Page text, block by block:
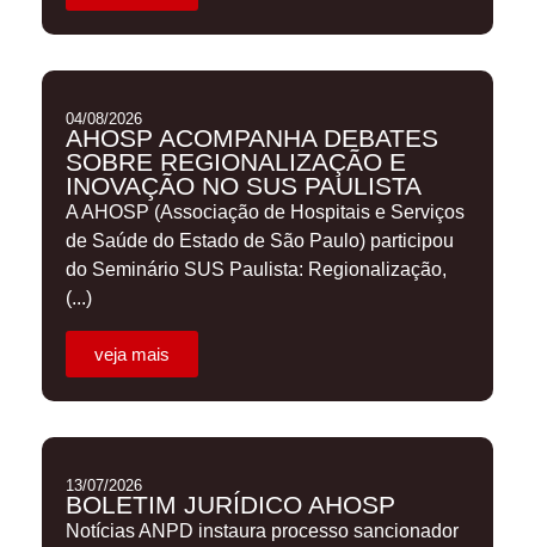
04/08/2026
AHOSP ACOMPANHA DEBATES
SOBRE REGIONALIZAÇÃO E
INOVAÇÃO NO SUS PAULISTA
A AHOSP (Associação de Hospitais e Serviços
de Saúde do Estado de São Paulo) participou
do Seminário SUS Paulista: Regionalização,
(...)
veja mais
13/07/2026
BOLETIM JURÍDICO AHOSP
Notícias ANPD instaura processo sancionador